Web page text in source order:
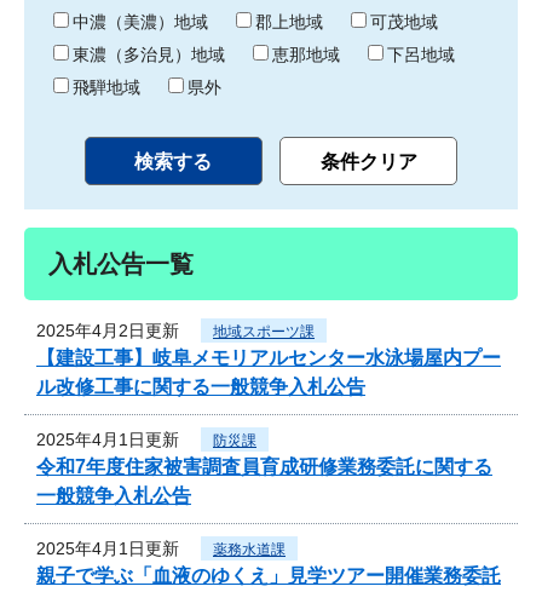
中濃（美濃）地域
郡上地域
可茂地域
東濃（多治見）地域
恵那地域
下呂地域
飛騨地域
県外
入札公告一覧
2025年4月2日更新 地域スポーツ課
【建設工事】岐阜メモリアルセンター水泳場屋内プー
ル改修工事に関する一般競争入札公告
2025年4月1日更新 防災課
令和7年度住家被害調査員育成研修業務委託に関する
一般競争入札公告
2025年4月1日更新 薬務水道課
親子で学ぶ「血液のゆくえ」見学ツアー開催業務委託